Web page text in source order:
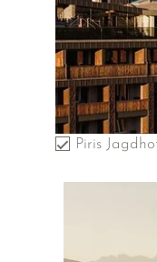
Piris